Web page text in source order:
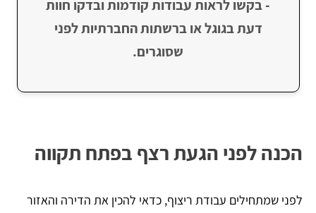
- בקשו לראות עבודות קודמות ובדקו חוות
דעת בגוגל או ברשתות החברתיות לפני
שסוגרים.
הכנה לפני הגעת רצף בפתח תקווה
לפני שמתחילים עבודת ריצוף, כדאי להכין את הדירה והאזור